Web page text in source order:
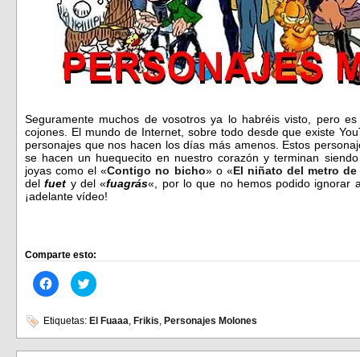
Seguramente muchos de vosotros ya lo habréis visto, pero
cojones. El mundo de Internet, sobre todo desde que existe
personajes que nos hacen los días más amenos. Estos
se hacen un huequecito en nuestro corazón y terminan
joyas como el «Contigo no bicho» o «El niñato del metro de
delfuet y del «fuagrás«, por lo que no hemos podido ignorar
¡adelante vídeo!
Comparte esto:
Haz
clic
en
Facebook
(Se
abre
Haz
clic
en
(Se
abre
Etiquetas: El Fuaaa, Frikis, Personajes Molones